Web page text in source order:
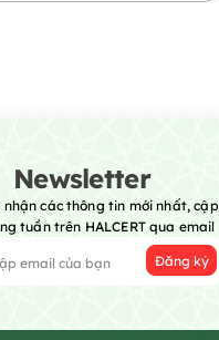
Newsletter
các thông tin mới nhất, cập
tuần trên HALCERT qua email
Đăng ký